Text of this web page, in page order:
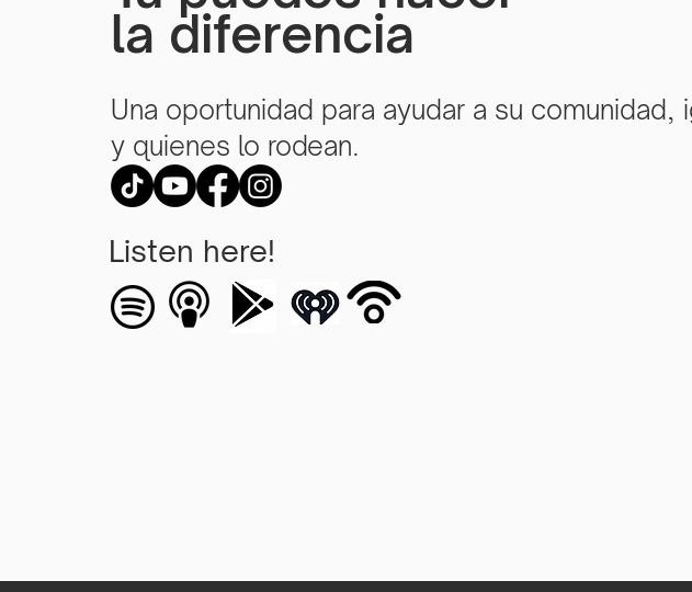
la diferencia
Una oportunidad para ayudar a su comunidad,
y quienes lo rodean.
Listen here!